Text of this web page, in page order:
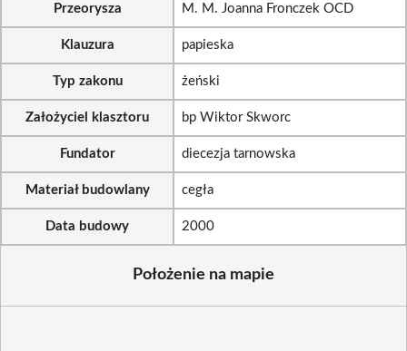
Przeorysza M. M. Joanna Fronczek OCD
Klauzura papieska
Typ zakonu żeński
Założyciel klasztoru bp Wiktor Skworc
Fundator diecezja tarnowska
Materiał budowlany cegła
Data budowy 2000
Położenie na mapie